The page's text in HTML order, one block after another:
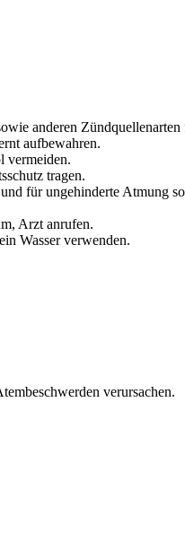
anderen
aufbewahren.
vermeiden.
tragen.
für ungehinderte Atmung
Arzt anrufen.
Wasser verwenden.
verursachen.